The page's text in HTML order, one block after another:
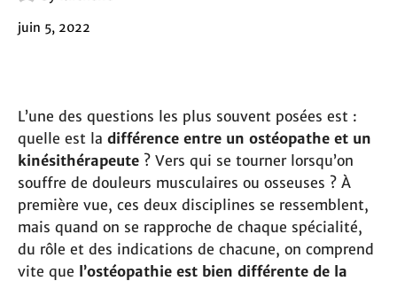
juin 5, 2022
L’une des questions les plus souvent posées est :
quelle est la différence entre un ostéopathe et un
kinésithérapeute ? Vers qui se tourner lorsqu’on
souffre de douleurs musculaires ou osseuses ? À
première vue, ces deux disciplines se ressemblent,
mais quand on se rapproche de chaque spécialité,
du rôle et des indications de chacune, on comprend
vite que l’ostéopathie est bien différente de la